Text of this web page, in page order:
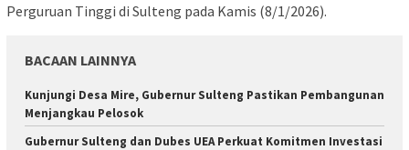
Perguruan Tinggi di Sulteng pada Kamis (8/1/2026).
BACAAN LAINNYA
Kunjungi Desa Mire, Gubernur Sulteng Pastikan Pembangunan
Menjangkau Pelosok
Gubernur Sulteng dan Dubes UEA Perkuat Komitmen Investasi